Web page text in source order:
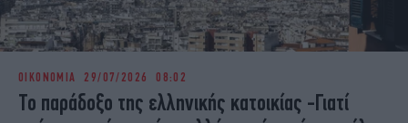
ΟΙΚΟΝΟΜΙΑ 29/07/2026 08:02
Το παράδοξο της ελληνικής κατοικίας -Γιατί